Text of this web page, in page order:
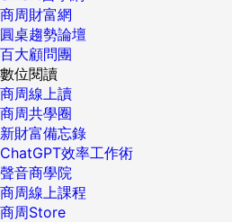
商周財富網
圓桌趨勢論壇
百大顧問團
數位閱讀
商周線上讀
商周共學圈
新財富備忘錄
ChatGPT效率工作術
聲音商學院
商周線上課程
商周Store